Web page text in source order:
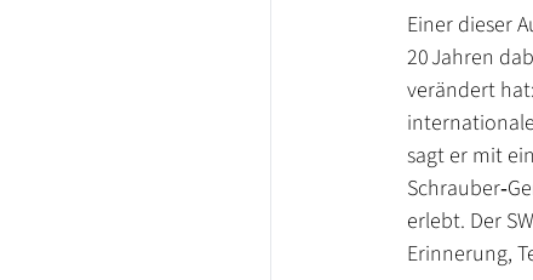
Einer dieser
20 Jahren
verändert
sagt er mit
erlebt. Der
Erinnerung,